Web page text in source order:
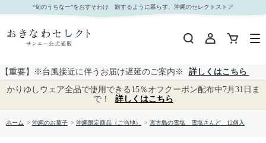
宮古島の雪塩 雪塩さんど 12個入｜おきなわセレクト サンエー公式通販
“旬のうちなー”をおすそわけ 旅するように暮らす、沖縄のセレクトストア
【重要】※台風接近に伴うお届け遅延のご案内※
詳しくはこちら
かりゆしウェア全品で使用できる15％オフクーポン配布中7月31日ま
で！
詳しくはこちら
ホーム > 沖縄のお菓子 > 沖縄限定商品（ご当地） > 宮古島の雪塩 雪塩さんど 12個入